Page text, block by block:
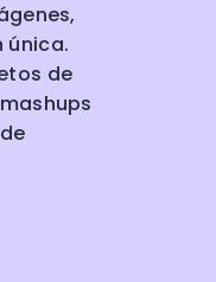
única.
de